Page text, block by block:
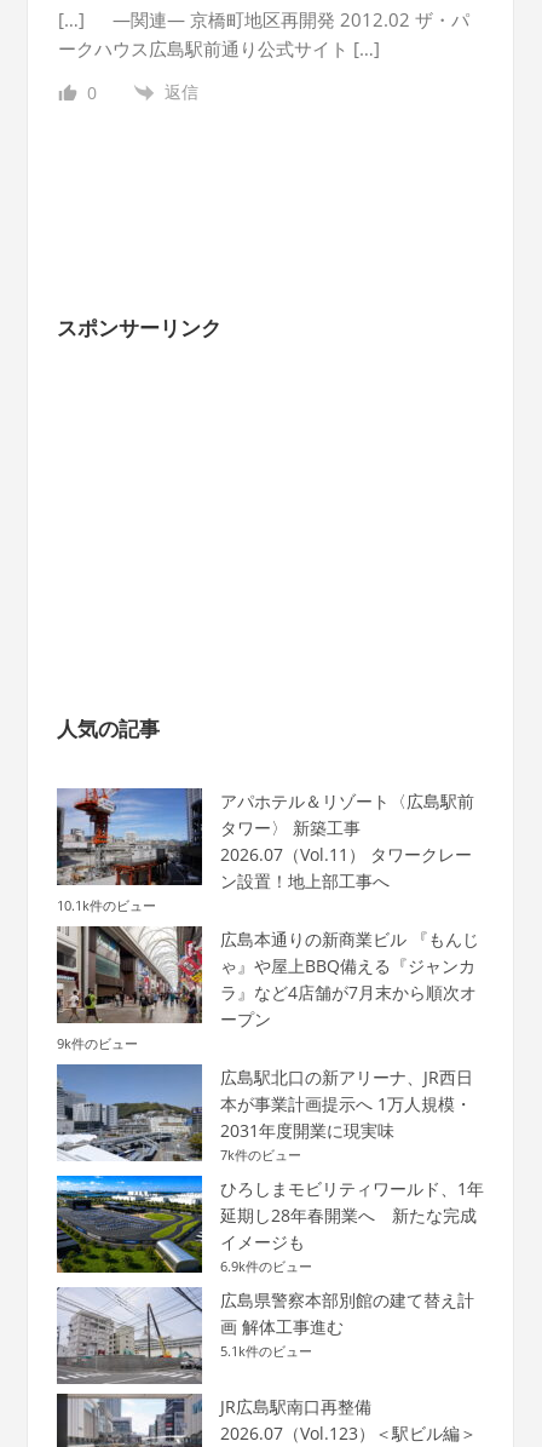
[…] ―関連― 京橋町地区再開発 2012.02 ザ・パ
ークハウス広島駅前通り公式サイト […]
0 返信
スポンサーリンク
人気の記事
アパホテル＆リゾート〈広島駅前
タワー〉 新築工事
2026.07（Vol.11） タワークレー
ン設置！地上部工事へ
10.1k件のビュー
広島本通りの新商業ビル 『もんじ
ゃ』や屋上BBQ備える『ジャンカ
ラ』など4店舗が7月末から順次オ
ープン
9k件のビュー
広島駅北口の新アリーナ、JR西日
本が事業計画提示へ 1万人規模・
2031年度開業に現実味
7k件のビュー
ひろしまモビリティワールド、1年
延期し28年春開業へ 新たな完成
イメージも
6.9k件のビュー
広島県警察本部別館の建て替え計
画 解体工事進む
5.1k件のビュー
JR広島駅南口再整備
2026.07（Vol.123）＜駅ビル編＞